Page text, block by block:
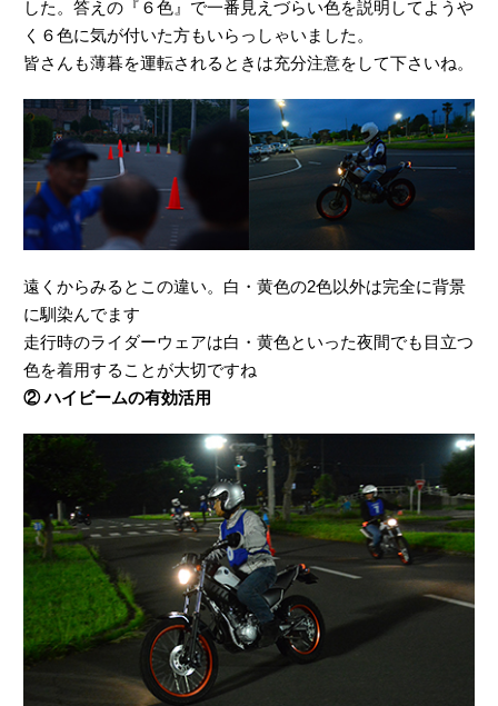
した。答えの『６色』で一番見えづらい色を説明してようや
く６色に気が付いた方もいらっしゃいました。
皆さんも薄暮を運転されるときは充分注意をして下さいね。
遠くからみるとこの違い。白・黄色の2色以外は完全に背景
に馴染んでます
走行時のライダーウェアは白・黄色といった夜間でも目立つ
色を着用することが大切ですね
② ハイビームの有効活用